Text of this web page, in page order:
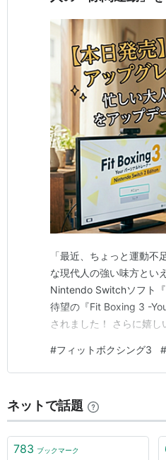
「最近、ちょっと運動
な現代人の強い味方とい
Nintendo Switchソフト
待望の『Fit Boxing 3 -
されました！ さらに嬉
た新機能をお得に楽しむ
#フィットボクシング3 #
ネットで話題
783 ブックマーク